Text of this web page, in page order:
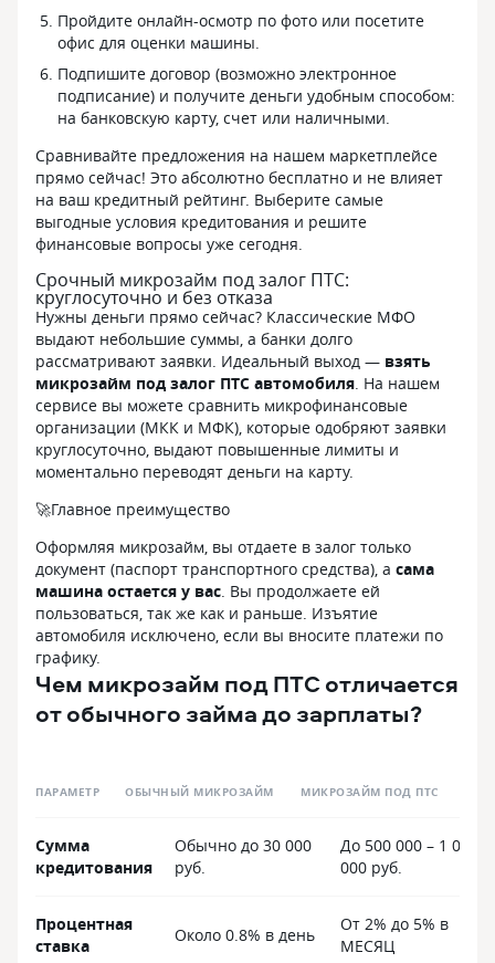
Пройдите онлайн-осмотр по фото или посетите
офис для оценки машины.
Подпишите договор (возможно электронное
подписание) и получите деньги удобным способом:
на банковскую карту, счет или наличными.
Сравнивайте предложения на нашем маркетплейсе
прямо сейчас! Это абсолютно бесплатно и не влияет
на ваш кредитный рейтинг. Выберите самые
выгодные условия кредитования и решите
финансовые вопросы уже сегодня.
Срочный микрозайм под залог ПТС:
круглосуточно и без отказа
Нужны деньги прямо сейчас? Классические МФО
выдают небольшие суммы, а банки долго
рассматривают заявки. Идеальный выход — взять
микрозайм под залог ПТС автомобиля. На нашем
сервисе вы можете сравнить микрофинансовые
организации (МКК и МФК), которые одобряют заявки
круглосуточно, выдают повышенные лимиты и
моментально переводят деньги на карту.
🚀Главное преимущество
Оформляя микрозайм, вы отдаете в залог только
документ (паспорт транспортного средства), а сама
машина остается у вас. Вы продолжаете ей
пользоваться, так же как и раньше. Изъятие
автомобиля исключено, если вы вносите платежи по
графику.
Чем микрозайм под ПТС отличается
от обычного займа до зарплаты?
ПАРАМЕТР ОБЫЧНЫЙ МИКРОЗАЙМ МИКРОЗАЙМ ПОД ПТС
Сумма
кредитования
Обычно до 30 000
руб.
До 500 000 – 1 000
000 руб.
Процентная
ставка
Около 0.8% в день
От 2% до 5% в
МЕСЯЦ